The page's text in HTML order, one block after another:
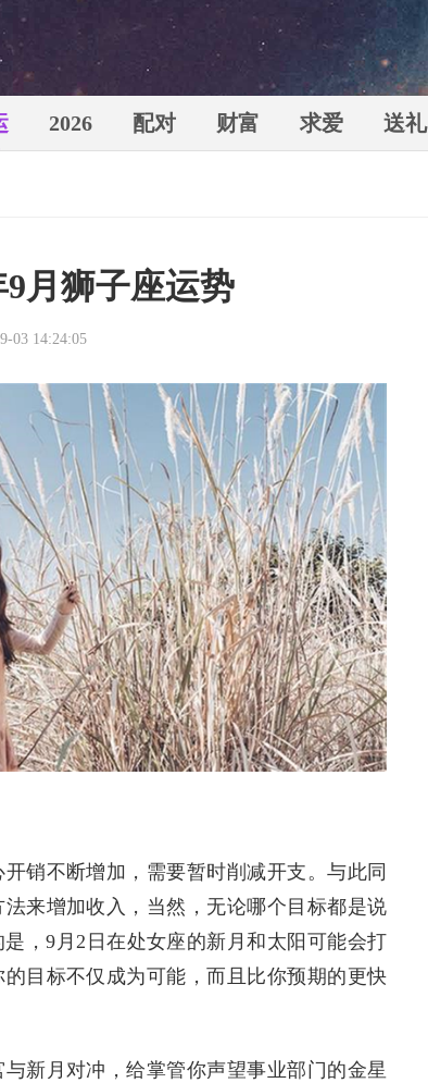
2026 配对 财富 求爱 送礼
月狮子座运势
03 14:24:05
销不断增加，需要暂时削减开支。与此同
来增加收入，当然，无论哪个目标都是说
，9月2日在处女座的新月和太阳可能会打
目标不仅成为可能，而且比你预期的更快
新月对冲，给掌管你声望事业部门的金星